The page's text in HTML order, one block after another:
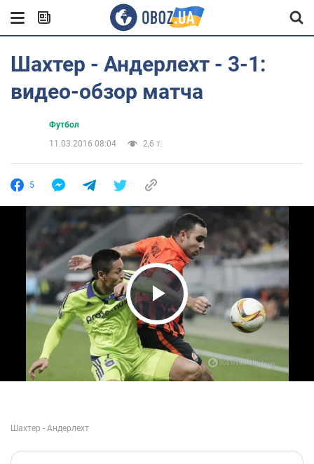
Шахтер - Андерлехт - 3-1:
видео-обзор матча
Футбол
11.03.2016 08:04
2,6 т.
5
Play Video